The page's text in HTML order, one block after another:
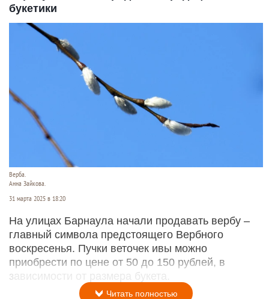
букетики
Верба.
Анна Зайкова.
31 марта 2025 в 18:20
На улицах Барнаула начали продавать вербу –
главный символа предстоящего Вербного
воскресенья. Пучки веточек ивы можно
приобрести по цене от 50 до 150 рублей, в
зависимости от размера букета.
Читать полностью